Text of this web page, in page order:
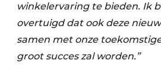
winkelervaring te bieden. Ik
overtuigd dat ook deze
samen met onze
groot succes zal worden.”